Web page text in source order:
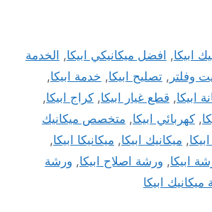
ابيكا, افضل ميكانيكي ابيكا, الخدمة
وفلتر , تصليح ابيكا, خدمة ابيكا,
ابيكا, قطع غيار ابيكا, كراج ابيكا,
, كهربائي ابيكا, متخصص ميكانيك
, ميكانيك ابيكا, ميكانيكا ابيكا,
ابيكا, ورشة اصلاح ابيكا, ورشة
ابيكا